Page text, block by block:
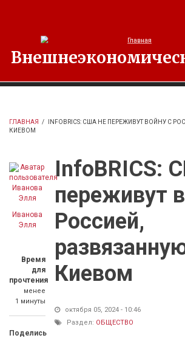
ГЛАВНАЯ /
INFOBRICS: США НЕ ПЕРЕЖИВУТ ВОЙНУ С
КИЕВОМ
Иванова
Элля
Время
для
прочтения
менее
1 минуты
Поделись
InfoBRICS:
переживут
Россией,
Киевом
октября 05, 2024 - 10:46
Раздел: ОБЩЕСТВО